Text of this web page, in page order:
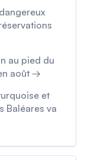
au pied du
août →
et
Baléares va